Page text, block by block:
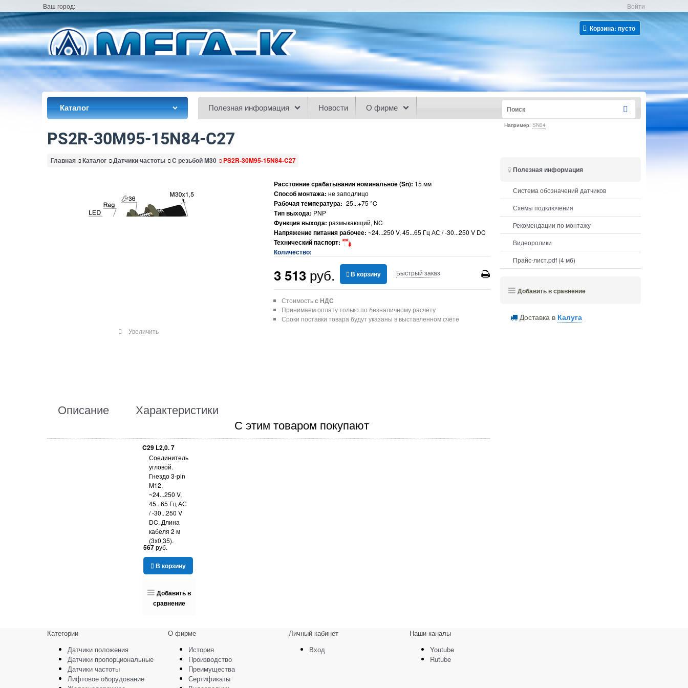
Ваш город: Войти
Корзина: пусто
Каталог Полезная информация Новости О фирме
Например: SN04
PS2R-30M95-15N84-C27
Главная Каталог Датчики частоты С резьбой M30 PS2R-30M95-15N84-C27
Увеличить
Расстояние срабатывания номинальное (Sn): 15 мм
Способ монтажа: не заподлицо
Рабочая температура: -25...+75 °C
Тип выхода: PNP
Функция выхода: размыкающий, NC
Напряжение питания рабочее: ~24...250 V, 45...65 Гц АС / -30...250 V DC
Технический паспорт:
Количество:
3 513 руб. В корзину Быстрый заказ
Стоимостьс НДС
Принимаем оплату только по безналичному расчёту
Сроки поставки товара будут указаны в выставленном счёте
Описание
Характеристики
С этим товаром покупают
C29 L2,0. 7
Соединитель
угловой.
Гнездо 3-pin
M12.
~24...250 V,
45...65 Гц АС
/ -30...250 V
DC. Длина
кабеля 2 м
(3x0,35).
567 руб.
В корзину
Добавить в
сравнение
Полезная информация
Система обозначений датчиков
Схемы подключения
Рекомендации по монтажу
Видеоролики
Прайс-лист.pdf (4 мб)
Добавить в сравнение
Доставка в Калуга
Категории
Датчики положения
Датчики пропорциональные
Датчики частоты
Лифтовое оборудование
О фирме
История
Производство
Преимущества
Сертификаты
Личный кабинет
Вход
Наши каналы
Youtube
Rutube